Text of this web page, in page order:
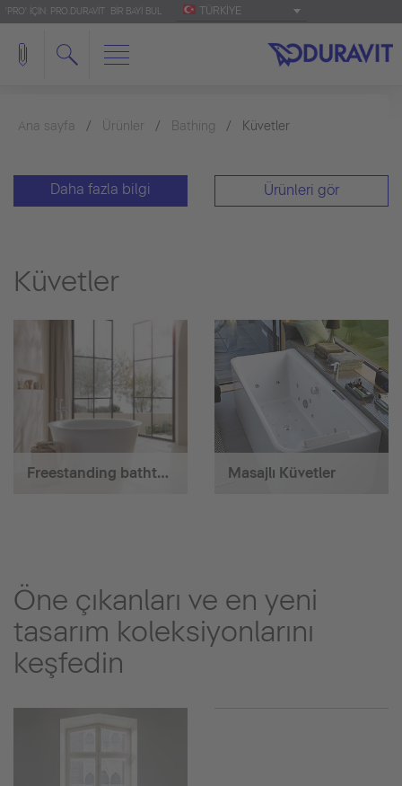
'PRO' IÇIN: PRO.DURAVIT BIR BAYI BUL TÜRKIYE
Ana sayfa Ürünler Bathing Küvetler
Daha fazla bilgi Ürünleri gör
Küvetler
Freestanding bathtubs Masajlı Küvetler
Öne çıkanları ve en yeni
tasarım koleksiyonlarını
keşfedin